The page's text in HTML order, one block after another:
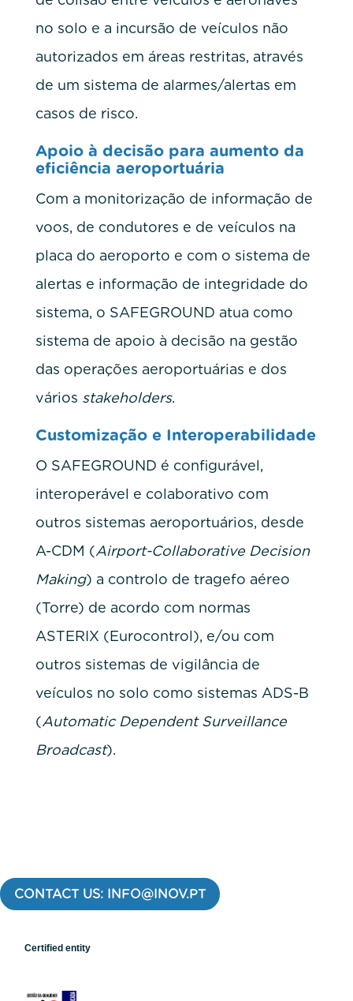
no solo e a incursão de veículos não
autorizados em áreas restritas, através
de um sistema de alarmes/alertas em
casos de risco.
Apoio à decisão para aumento da
eficiência aeroportuária
Com a monitorização de informação de
voos, de condutores e de veículos na
placa do aeroporto e com o sistema de
alertas e informação de integridade do
sistema, o SAFEGROUND atua como
sistema de apoio à decisão na gestão
das operações aeroportuárias e dos
vários stakeholders.
Customização e Interoperabilidade
O SAFEGROUND é configurável,
interoperável e colaborativo com
outros sistemas aeroportuários, desde
A-CDM (Airport-Collaborative Decision
Making) a controlo de tragefo aéreo
(Torre) de acordo com normas
ASTERIX (Eurocontrol), e/ou com
outros sistemas de vigilância de
veículos no solo como sistemas ADS-B
(Automatic Dependent Surveillance
Broadcast).
CONTACT US: INFO@INOV.PT
Certified entity